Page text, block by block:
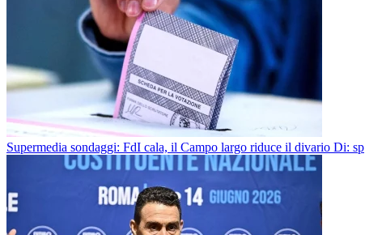
Supermedia sondaggi: FdI cala, il Campo largo riduce il divario Di: sp